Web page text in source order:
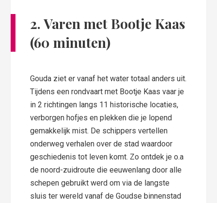
2.Varen met Bootje Kaas
(60 minuten)
Gouda ziet er vanaf het water totaal anders uit.
Tijdens een rondvaart met Bootje Kaas vaar je
in 2 richtingen langs 11 historische locaties,
verborgen hofjes en plekken die je lopend
gemakkelijk mist. De schippers vertellen
onderweg verhalen over de stad waardoor
geschiedenis tot leven komt. Zo ontdek je o.a
de noord-zuidroute die eeuwenlang door alle
schepen gebruikt werd om via de langste
sluis ter wereld vanaf de Goudse binnenstad